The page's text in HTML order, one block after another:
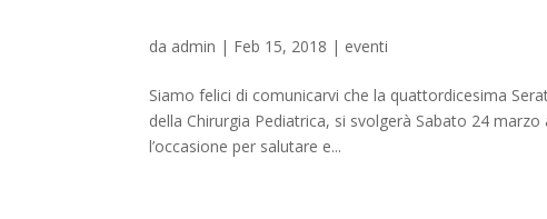
da admin | Feb 15, 2018 | eventi
Siamo felici di comunicarvi che la quattordicesima
della Chirurgia Pediatrica, si svolgerà Sabato 24
l’occasione per salutare e...